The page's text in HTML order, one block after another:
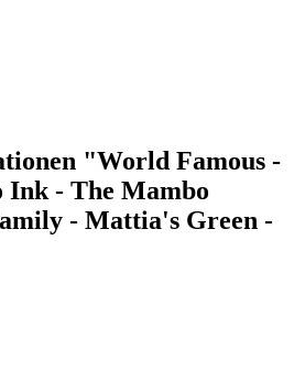
"World Famous -
Ink - The Mambo
- Mattia's Green -